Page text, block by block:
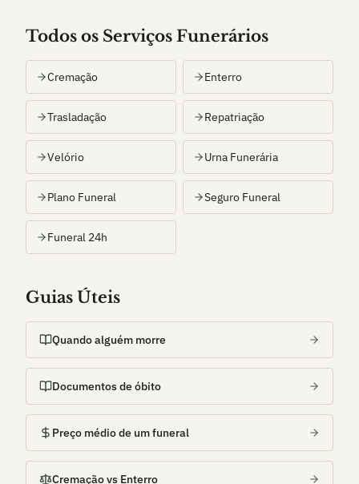
Todos os Serviços Funerários
Cremação Enterro
Trasladação Repatriação
Velório Urna Funerária
Plano Funeral Seguro Funeral
Funeral 24h
Guias Úteis
Quando alguém morre
Documentos de óbito
Preço médio de um funeral
Cremação vs Enterro